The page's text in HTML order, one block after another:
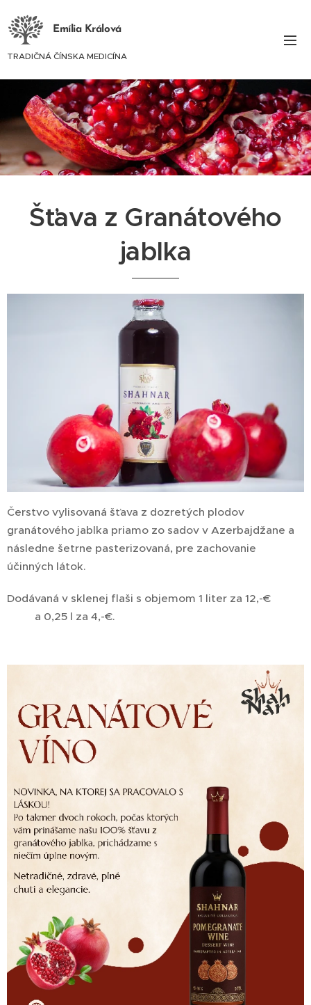
Emília Králová
TRADIČNÁ ČÍNSKA MEDICÍNA
Šťava z Granátového
jablka
Čerstvo vylisovaná šťava z dozretých plodov
granátového jablka priamo zo sadov v Azerbajdžane a
následne šetrne pasterizovaná, pre zachovanie
účinných látok.
Dodávaná v sklenej flaši s objemom 1 liter za 12,-€
a 0,25 l za 4,-€.